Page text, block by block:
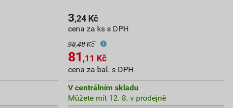
3,24Kč
cena za ks s DPH
98,48 Kč
81 ,11 Kč
cena za bal. s DPH
V centrálním skladu
Můžete mít 12. 8. v prodejně